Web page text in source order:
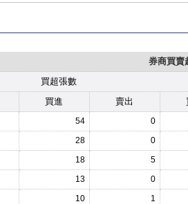
券商買賣
買超張數
買進 賣出
54
0
28
0
18
5
13
0
10
1